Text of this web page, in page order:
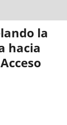
la
hacia